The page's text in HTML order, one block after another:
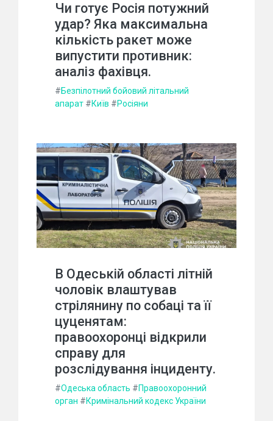
Чи готує Росія потужний
удар? Яка максимальна
кількість ракет може
випустити противник:
аналіз фахівця.
#Безпілотний бойовий літальний
апарат #Київ #Росіяни
В Одеській області літній
чоловік влаштував
стрілянину по собаці та її
цуценятам:
правоохоронці відкрили
справу для
розслідування інциденту.
#Одеська область #Правоохоронний
орган #Кримінальний кодекс України